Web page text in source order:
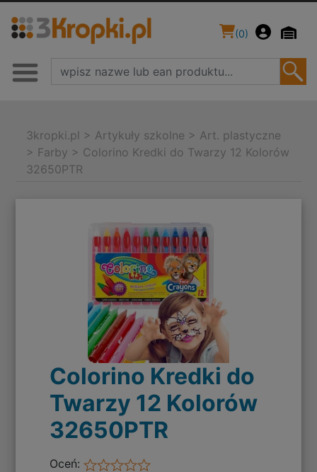
(0)
3kropki.pl > Artykuły szkolne > Art. plastyczne
> Farby > Colorino Kredki do Twarzy 12 Kolorów
32650PTR
Colorino Kredki do
Twarzy 12 Kolorów
32650PTR
Oceń: